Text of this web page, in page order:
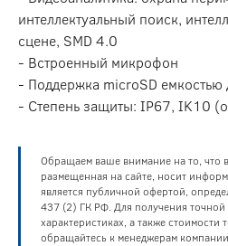
интеллектуальный поиск,
сцене, SMD 4.0
- Встроенный микрофон
- Поддержка microSD емкостью
- Степень защиты: IP67, IK10
Обращаем ваше внимание на то, что
размещенная на сайте, носит
является публичной офертой,
437 (2) ГК РФ. Для получения
характеристиках, а также стоимости
обращайтесь к менеджерам